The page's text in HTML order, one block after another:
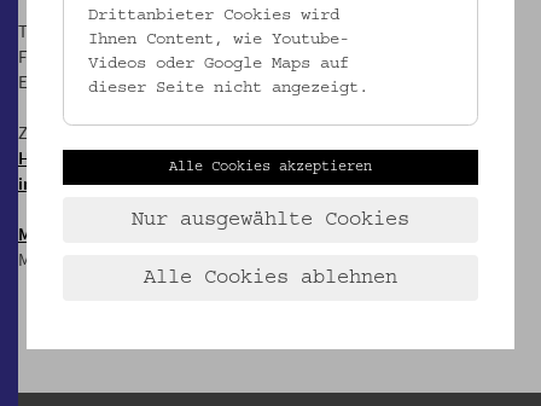
T: +43 1 406 89 05
F: +43 1 406 89 05.88
E:
office@volkskundemuseum.at
Zum Newsletter:
HIER anmelden &
informiert bleiben!
Mostothek
Mai-Sep: Dienstags, 17 Uhr
Drittanbieter Cookies wird
Ihnen Content, wie Youtube-
Videos oder Google Maps auf
dieser Seite nicht angezeigt.
Alle Cookies akzeptieren
Nur ausgewählte Cookies
Alle Cookies ablehnen